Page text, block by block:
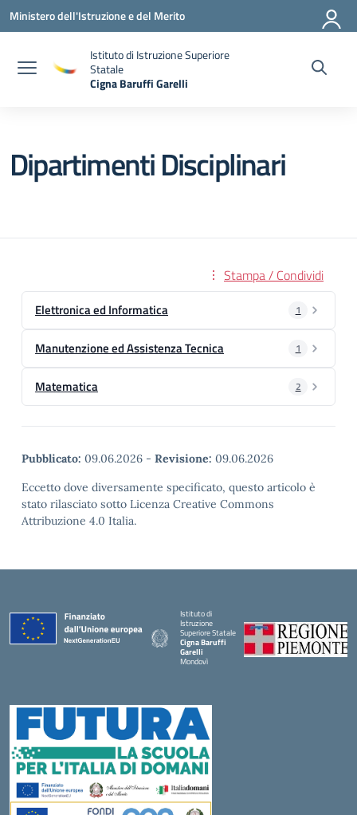
Vai ai contenuti
Vai al menu di navigazione
Vai al footer
Ministero dell'Istruzione e del Merito
Istituto di Istruzione Superiore
Statale
Cigna Baruffi Garelli
Dipartimenti Disciplinari
Stampa / Condividi
Elettronica ed Informatica 1
Manutenzione ed Assistenza Tecnica 1
Matematica 2
Pubblicato: 09.06.2026 - Revisione: 09.06.2026
Eccetto dove diversamente specificato, questo articolo è
stato rilasciato sotto Licenza Creative Commons
Attribuzione 4.0 Italia.
Istituto di
Istruzione
Superiore Statale
Cigna Baruffi
Garelli
Mondovì